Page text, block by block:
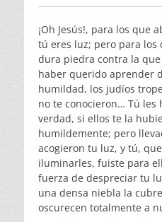
¡Oh Jesús!, para los que
tú eres luz; pero para los
dura piedra contra la
haber querido aprender
humildad, los judíos
no te conocieron… Tú
verdad, si ellos te la
humildemente; pero
acogieron tu luz, y tú,
iluminarles, fuiste para
fuerza de despreciar tu
una densa niebla la
oscurecen totalmente a